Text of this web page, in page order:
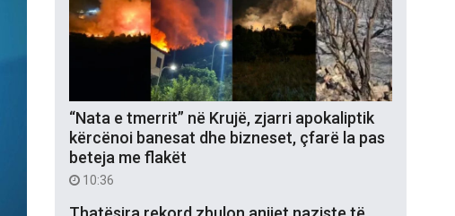
“Nata e tmerrit” në Krujë, zjarri apokaliptik
kërcënoi banesat dhe bizneset, çfarë la pas
beteja me flakët
10:36